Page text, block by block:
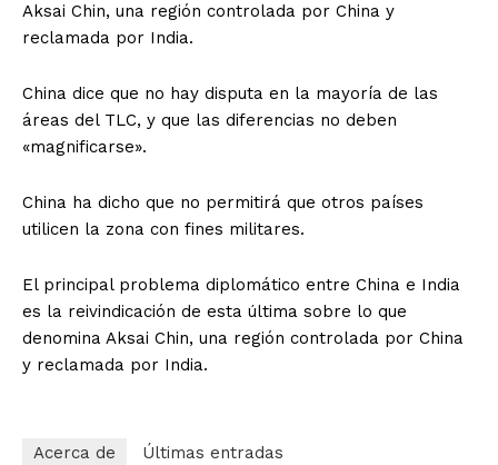
Aksai Chin, una región controlada por China y
reclamada por India.
China dice que no hay disputa en la mayoría de las
áreas del TLC, y que las diferencias no deben
«magnificarse».
China ha dicho que no permitirá que otros países
utilicen la zona con fines militares.
El principal problema diplomático entre China e India
es la reivindicación de esta última sobre lo que
denomina Aksai Chin, una región controlada por China
y reclamada por India.
Acerca de Últimas entradas